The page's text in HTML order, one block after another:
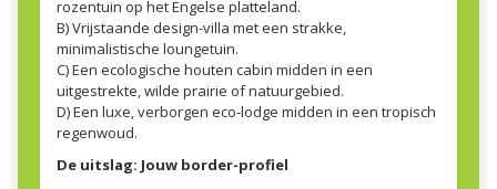
rozentuin op het Engelse platteland.
B) Vrijstaande design-villa met een strakke,
minimalistische loungetuin.
C) Een ecologische houten cabin midden in een
uitgestrekte, wilde prairie of natuurgebied.
D) Een luxe, verborgen eco-lodge midden in een tropisch
regenwoud.
De uitslag: Jouw border-profiel